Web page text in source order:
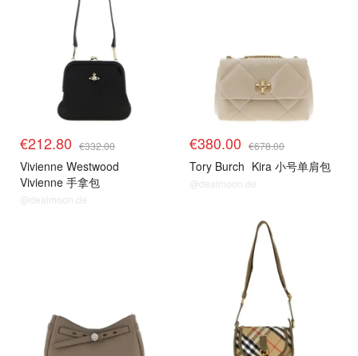
€212.80 €332.00
Vivienne Westwood
Vivienne 手拿包
@dealmoon.de
€380.00 €678.00
Tory Burch Kira 小号单肩包
@dealmoon.de